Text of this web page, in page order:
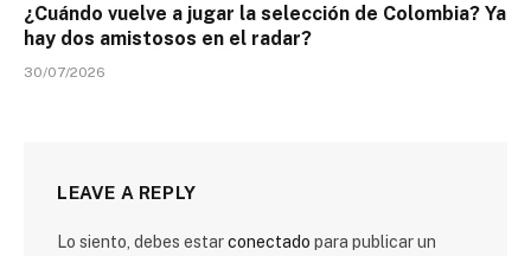
¿Cuándo vuelve a jugar la selección de Colombia? Ya
hay dos amistosos en el radar?
30/07/2026
LEAVE A REPLY
Lo siento, debes estarconectado para publicar un